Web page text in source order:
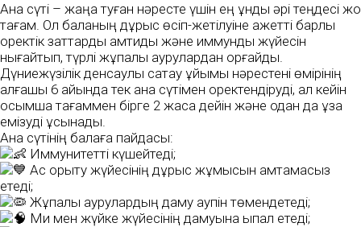
Ана сүті – жаңа туған нәресте үшін ең құнды әрі теңдесі жоқ
тағам. Ол баланың дұрыс өсіп-жетілуіне қажетті барлық
қоректік заттарды қамтиды және иммундық жүйесін
нығайтып, түрлі жұқпалы аурулардан қорғайды.
Дүниежүзілік денсаулық сақтау ұйымы нәрестені өмірінің
алғашқы 6 айында тек ана сүтімен қоректендіруді, ал кейін
қосымша тағаммен бірге 2 жасқа дейін және одан да ұзақ
емізуді ұсынады.
Ана сүтінің балаға пайдасы:
Иммунитетті күшейтеді;
Ас қорыту жүйесінің дұрыс жұмысын қамтамасыз
етеді;
Жұқпалы аурулардың даму қаупін төмендетеді;
Ми мен жүйке жүйесінің дамуына ықпал етеді;